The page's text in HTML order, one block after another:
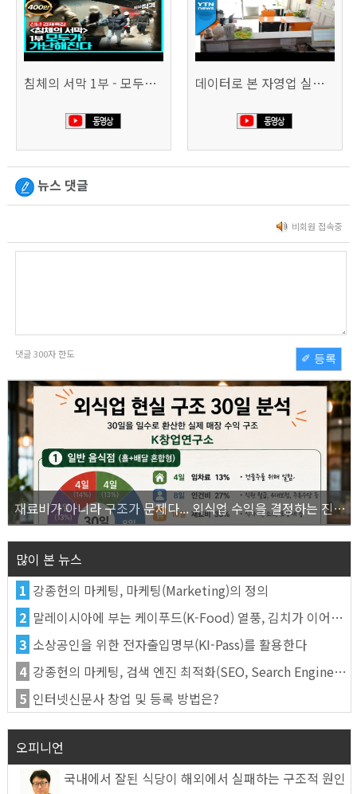
침체의 서막 1부 - 모두가 가난해진다 | 시사직격 신년특집 데이터로 본 자영업 실태 - 매출 '뚝', 장수 업소도 '휘청'
뉴스 댓글
비회원 접속중
댓글300자 한도 ✐ 등록
재료비가 아니라 구조가 문제다... 외식업 수익을 결정하는 진짜 숫자의 비밀
많이 본 뉴스
1 강종헌의 마케팅, 마케팅(Marketing)의 정의
2 말레이시아에 부는 케이푸드(K-Food) 열풍, 김치가 이어간다
3 소상공인을 위한 전자출입명부(KI-Pass)를 활용한다
4 강종헌의 마케팅, 검색 엔진 최적화(SEO, Search Engine Optimization)란
5 인터넷신문사 창업 및 등록 방법은?
오피니언
국내에서 잘된 식당이 해외에서 실패하는 구조적 원인